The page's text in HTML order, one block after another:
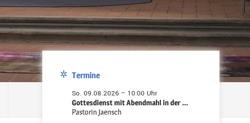
Termine
So. 09.08.2026 – 10:00 Uhr
Gottesdienst mit Abendmahl in der Pauluskirche
Pastorin Jaensch